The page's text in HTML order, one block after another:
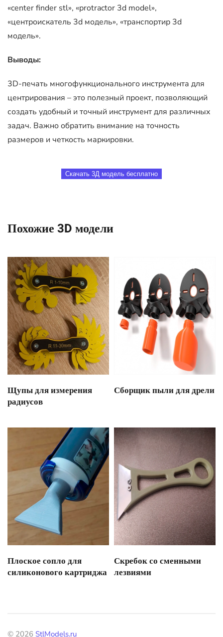
«center finder stl», «protractor 3d model»,
«центроискатель 3d модель», «транспортир 3d
модель».
Выводы:
3D-печать многофункционального инструмента для
центрирования – это полезный проект, позволяющий
создать удобный и точный инструмент для различных
задач. Важно обратить внимание на точность
размеров и четкость маркировки.
Скачать 3Д модель бесплатно
Похожие 3D модели
Щупы для измерения
радиусов
Сборщик пыли для дрели
Плоское сопло для
силиконового картриджа
Скребок со сменными
лезвиями
© 2026 StlModels.ru